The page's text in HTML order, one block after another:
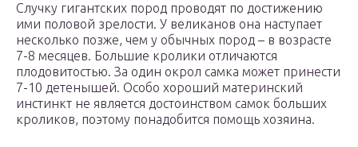
Случку гигантских пород проводят по достижению
ими половой зрелости. У великанов она наступает
несколько позже, чем у обычных пород – в возрасте
7-8 месяцев. Большие кролики отличаются
плодовитостью. За один окрол самка может принести
7-10 детенышей. Особо хороший материнский
инстинкт не является достоинством самок больших
кроликов, поэтому понадобится помощь хозяина.